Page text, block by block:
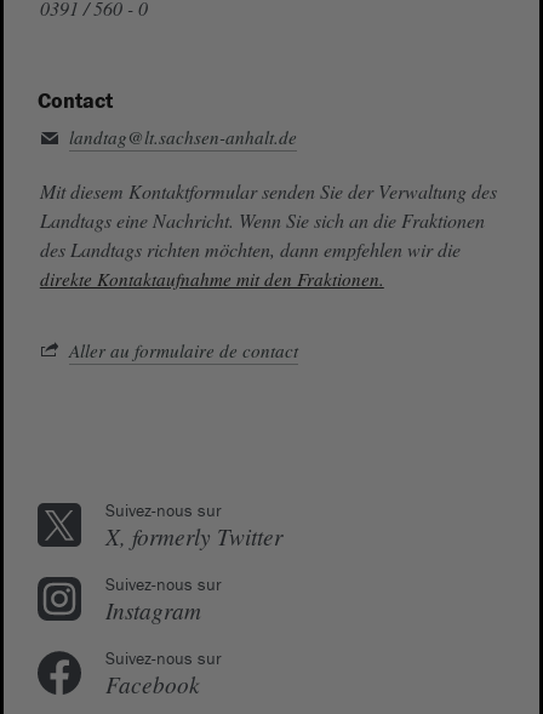
0391 / 560 - 0
Contact
landtag@lt.sachsen-anhalt.de
Mit diesem Kontaktformular senden Sie der Verwaltung des
Landtags eine Nachricht. Wenn Sie sich an die Fraktionen
des Landtags richten möchten, dann empfehlen wir die
direkte Kontaktaufnahme mit den Fraktionen.
Aller au formulaire de contact
Suivez-nous sur
X, formerly Twitter
Suivez-nous sur
Instagram
Suivez-nous sur
Facebook